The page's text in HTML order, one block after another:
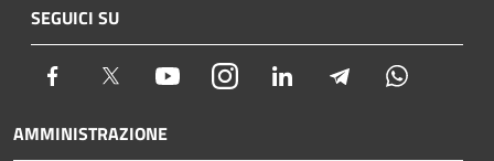
SEGUICI SU
Facebook Twitter YoutubeInstagram LinkedIn Telegram
AMMINISTRAZIONE